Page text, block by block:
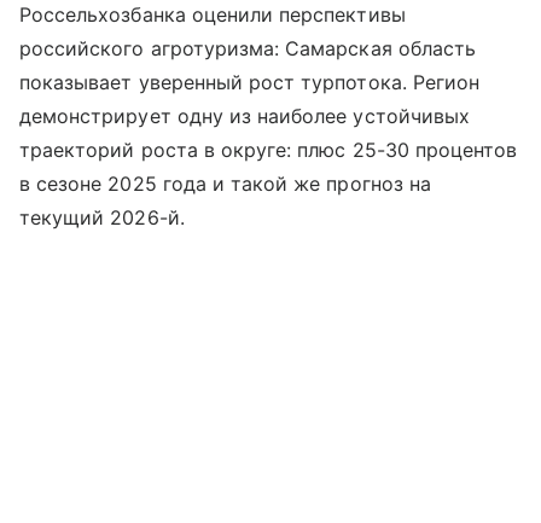
Россельхозбанка оценили перспективы
российского агротуризма: Самарская область
показывает уверенный рост турпотока. Регион
демонстрирует одну из наиболее устойчивых
траекторий роста в округе: плюс 25-30 процентов
в сезоне 2025 года и такой же прогноз на
текущий 2026-й.